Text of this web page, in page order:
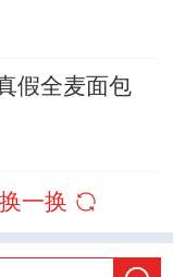
假全麦面包
换一换